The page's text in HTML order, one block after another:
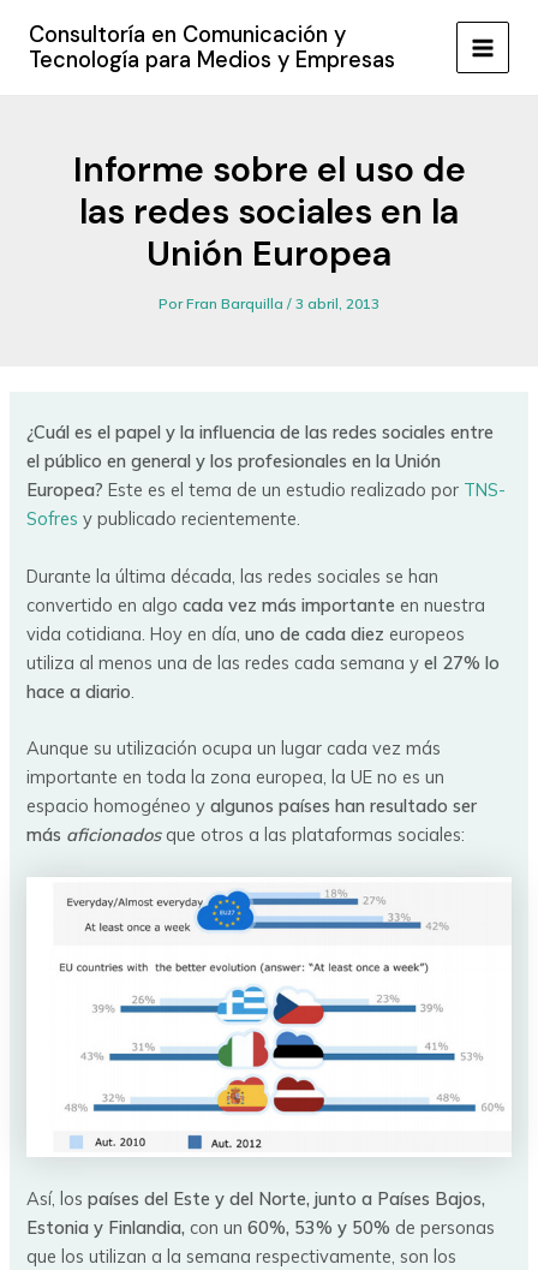
contenido
Consultoría en Comunicación y
Tecnología para Medios y Empresas
MAIN
Informe sobre el uso de
las redes sociales en la
Unión Europea
PorFran Barquilla / 3 abril, 2013
¿Cuál es el papel y la influencia de las redes sociales entre
el público en general y los profesionales en la Unión
Europea? Este es el tema de un estudio realizado por TNS-
Sofres y publicado recientemente.
Durante la última década, las redes sociales se han
convertido en algocada vez más importante en nuestra
vida cotidiana. Hoy en día,uno de cada diez europeos
utiliza al menos una de las redes cada semana yel 27% lo
hace a diario
Aunque su utilización ocupa un lugar cada vez más
importante en toda la zona europea, la UE no es un
espacio homogéneo yalgunos países han resultado ser
más aficionadosque otros a las plataformas sociales:
Así, lospaíses del Este y del Norte, junto a Países Bajos,
Estonia y Finlandia, con un60%, 53% y 50% de personas
que los utilizan a la semana respectivamente, son los